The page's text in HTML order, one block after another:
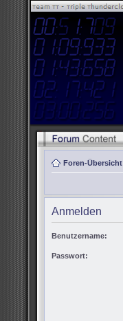
Foren-Übersicht
Anmelden
Benutzername:
Passwort: